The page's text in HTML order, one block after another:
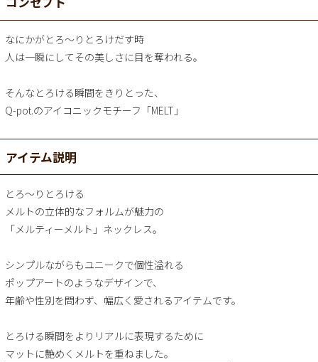
なにかがとろ～りとろけだす時
人は一瞬にしてその美しさに目を奪われる。
そんなとろける瞬間をきりとった、
Q-pot.のアイコニックモチーフ「MELT」
アイテム説明
とろ～りとろける
メルトの立体的なフォルムが魅力の
「メルティーメルト」ネックレス。
シンプルながらもユニークで個性溢れる
ポップアートのようなデザインで、
年齢や性別を問わず、幅広く愛されるアイテムです。
とろける瞬間をよりリアルに表現するために
マットに艶めくメルトを重ねました。